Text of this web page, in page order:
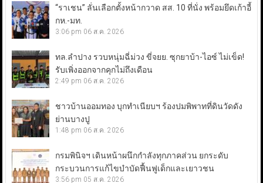
“ราเชน” ลั่นเลือกตั้งหน้ากวาด สส. 10 ที่นั่ง พร้อมยึดเก้าอี้
กห.-มท.
3:06 pm 06 ส.ค. 2026
ทล.ลำปาง รวบหนุ่มฉี่ม่วง ขี่จยย. ซุกยาบ้า-ไอซ์ ไม่เข็ด!
รับเพิ่งออกจากคุกไม่ถึงเดือน
2:49 pm 06 ส.ค. 2026
ชาวบ้านออมทอง บุกทำเนียบฯ ร้องปมพิพาทที่ดินวัดดัง
ย่านบางปู
1:48 pm 06 ส.ค. 2026
กรมพินิจฯ เดินหน้าผนึกกำลังทุกภาคส่วน ยกระดับ
กระบวนการแก้ไขบำบัดฟื้นฟูเด็กและเยาวชน
3:56 pm 05 ส.ค. 2026